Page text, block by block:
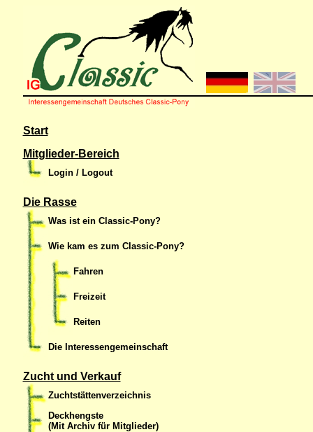
Start
Mitglieder-Bereich
Login / Logout
Die Rasse
Was ist ein Classic-Pony?
Wie kam es zum Classic-Pony?
Fahren
Freizeit
Reiten
Die Interessengemeinschaft
Zucht und Verkauf
Zuchtstättenverzeichnis
Deckhengste
(Mit Archiv für Mitglieder)